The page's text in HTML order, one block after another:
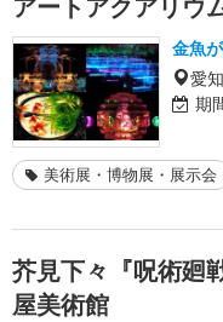
金魚
愛
期
美術展・博物展・展示会
芥見下々『呪術廻
屋美術館